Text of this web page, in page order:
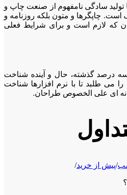
تولید سادگی نامفهوم از صنعت چاپ و
است. چاپگرها و متون بلکه روزنامه و
که لازم است و برای شرایط فعلی
درصد گذشته، حال و آینده شناخت
می طلبد تا با نرم افزارها شناخت
ای علی الخصوص طراحان.
/پیش از خرید/